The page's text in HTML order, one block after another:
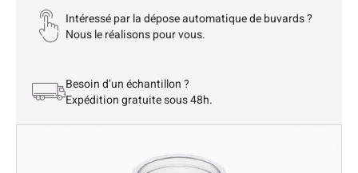
Intéressé par la dépose automatique de buvards ?
Nous le réalisons pour vous.
Besoin d’un échantillon ?
Expédition gratuite sous 48h.